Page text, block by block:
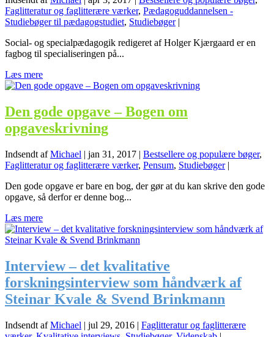
Faglitteratur og faglitterære værker, Pædagoguddannelsen -
Studiebøger til pædagogstudiet, Studiebøger|
Social- og specialpædagogik redigeret af Holger Kjærgaard er en
fagbog til specialiseringen på...
Læs mere
Den gode opgave – Bogen om
opgaveskrivning
Indsendt afMichael | jan 31, 2017 | Bestsellere og populære bøger,
Faglitteratur og faglitterære værker, Pensum, Studiebøger|
Den gode opgave er bare en bog, der gør at du kan skrive den gode
opgave, så derfor er denne bog...
Læs mere
Interview – det kvalitative
forskningsinterview som håndværk af
Steinar Kvale & Svend Brinkmann
Indsendt afMichael | jul 29, 2016 | Faglitteratur og faglitterære